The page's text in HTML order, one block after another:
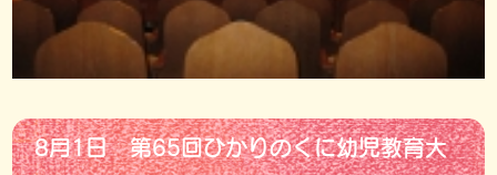
8月1日 第65回ひかりのくに幼児教育大